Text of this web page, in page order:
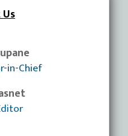
in-Chief